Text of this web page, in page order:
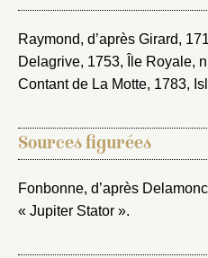
Raymond, d’après Girard,
Delagrive, 1753, Île Royale, n
Contant de La Motte, 1783,
Sources figurées
Fonbonne, d’après
« Jupiter Stator ».